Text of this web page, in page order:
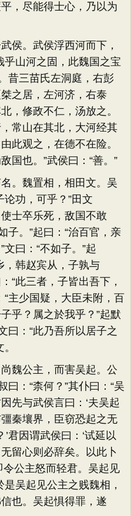
尽能得士心，乃以为
。武侯浮西河而下，
乎山河之固，此魏国之宝
昔三苗氏左洞庭，右彭
之居，左河济，右泰
，修政不仁，汤放之。
常山在其北，大河经其
此观之，在德不在险。
国也。”武侯曰：“善。”
魏置相，相田文。吴
论功，可乎？”田文
士卒乐死，敌国不敢
子。”起曰：“治百官，亲
曰：“不如子。”起
，韩赵宾从，子孰与
“此三者，子皆出吾下，
主少国疑，大臣未附，百
乎？属之於我乎？”起默
曰：“此乃吾所以居子之
公主，而害吴起。公
曰：“柰何？”其仆曰：“吴
先与武侯言曰：‘夫吴起
秦壤界，臣窃恐起之无
’君因谓武侯曰：‘试延以
留心则必辞矣。以此卜
令公主怒而轻君。吴起见
吴起见公主之贱魏相，
也。吴起惧得罪，遂